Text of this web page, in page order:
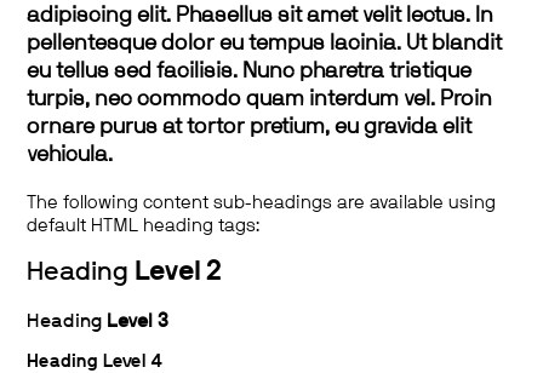
adipiscing elit. Phasellus sit amet velit lectus. In
pellentesque dolor eu tempus lacinia. Ut blandit
eu tellus sed facilisis. Nunc pharetra tristique
turpis, nec commodo quam interdum vel. Proin
ornare purus at tortor pretium, eu gravida elit
vehicula.
The following content sub-headings are available using
default HTML heading tags:
Heading Level 2
Heading Level 3
Heading Level 4